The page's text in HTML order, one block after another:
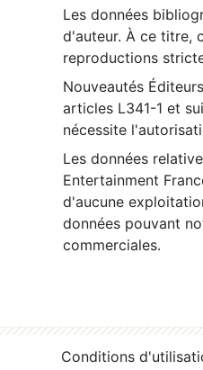
Les données
d'auteur. À ce titre,
reproductions
Nouveautés
articles L341-1 et
nécessite
Les données
Entertainment
d'aucune
données pouvant
commerciales.
Conditions